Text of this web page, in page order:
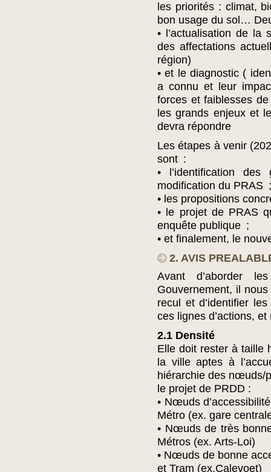
les priorités : climat,
bon usage du sol…
• l’actualisation de la
des affectations
région)
• et le diagnostic (
a connu et leur
forces et faiblesses
les grands enjeux et
devra répondre
Les étapes à venir
sont :
• l’identification
modification du PRAS ;
• les propositions
• le projet de PRAS
enquête publique ;
• et finalement, le
2. AVIS
Avant d’aborder
Gouvernement, il
recul et d’identifier
ces lignes d’actions,
2.1 Densité
Elle doit rester à taille
la ville aptes à
hiérarchie des nœuds/
le projet de PRDD :
• Nœuds
Métro (ex. gare
• Nœuds de très
Métros (ex. Arts-Loi)
• Nœuds de bonne
et Tram (ex.Calevoet)